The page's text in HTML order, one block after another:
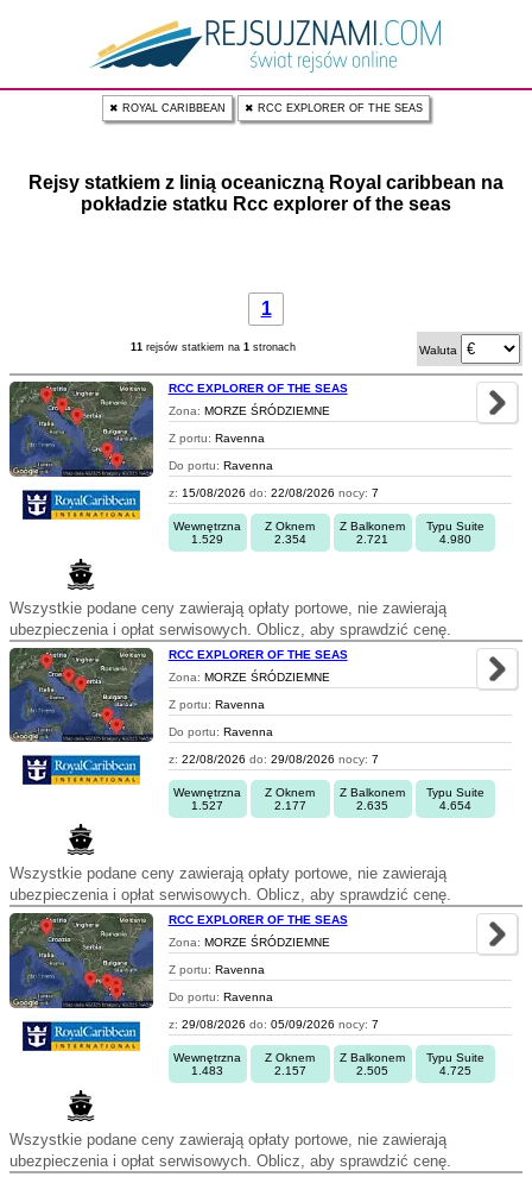
✖ ROYAL CARIBBEAN ✖ RCC EXPLORER OF THE SEAS
Rejsy statkiem z linią oceaniczną Royal caribbean na
pokładzie statku Rcc explorer of the seas
1
11 rejsów statkiem na 1 stronach Waluta
RCC EXPLORER OF THE SEAS
Zona: MORZE ŚRÓDZIEMNE
Z portu: Ravenna
Do portu: Ravenna
z: 15/08/2026 do: 22/08/2026 nocy: 7
Wewnętrzna
1.529
Z Oknem
2.354
Z Balkonem
2.721
Typu Suite
4.980
Wszystkie podane ceny zawierają opłaty portowe, nie zawierają
ubezpieczenia i opłat serwisowych. Oblicz, aby sprawdzić cenę.
RCC EXPLORER OF THE SEAS
Zona: MORZE ŚRÓDZIEMNE
Z portu: Ravenna
Do portu: Ravenna
z: 22/08/2026 do: 29/08/2026 nocy: 7
Wewnętrzna
1.527
Z Oknem
2.177
Z Balkonem
2.635
Typu Suite
4.654
Wszystkie podane ceny zawierają opłaty portowe, nie zawierają
ubezpieczenia i opłat serwisowych. Oblicz, aby sprawdzić cenę.
RCC EXPLORER OF THE SEAS
Zona: MORZE ŚRÓDZIEMNE
Z portu: Ravenna
Do portu: Ravenna
z: 29/08/2026 do: 05/09/2026 nocy: 7
Wewnętrzna
1.483
Z Oknem
2.157
Z Balkonem
2.505
Typu Suite
4.725
Wszystkie podane ceny zawierają opłaty portowe, nie zawierają
ubezpieczenia i opłat serwisowych. Oblicz, aby sprawdzić cenę.